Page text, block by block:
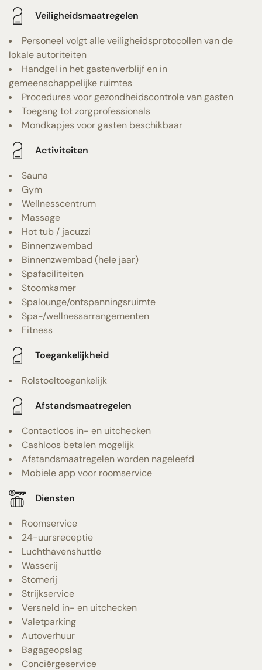
Veiligheidsmaatregelen
Personeel volgt alle veiligheidsprotocollen van de
lokale autoriteiten
Handgel in het gastenverblijf en in
gemeenschappelijke ruimtes
Procedures voor gezondheidscontrole van gasten
Toegang tot zorgprofessionals
Mondkapjes voor gasten beschikbaar
Activiteiten
Sauna
Gym
Wellnesscentrum
Massage
Hot tub / jacuzzi
Binnenzwembad
Binnenzwembad (hele jaar)
Spafaciliteiten
Stoomkamer
Spalounge/ontspanningsruimte
Spa-/wellnessarrangementen
Fitness
Toegankelijkheid
Rolstoeltoegankelijk
Afstandsmaatregelen
Contactloos in- en uitchecken
Cashloos betalen mogelijk
Afstandsmaatregelen worden nageleefd
Mobiele app voor roomservice
Diensten
Roomservice
24-uursreceptie
Luchthavenshuttle
Wasserij
Stomerij
Strijkservice
Versneld in- en uitchecken
Valetparking
Autoverhuur
Bagageopslag
Conciërgeservice